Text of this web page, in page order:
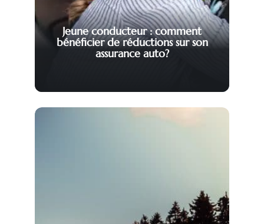
Jeune conducteur : comment
bénéficier de réductions sur son
assurance auto?